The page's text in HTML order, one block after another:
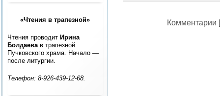
«Чтения в трапезной»
Чтения проводит Ирина
Болдаева в трапезной
Пучковского храма. Начало —
после литургии.
Телефон: 8-926-439-12-68.
Комментарии